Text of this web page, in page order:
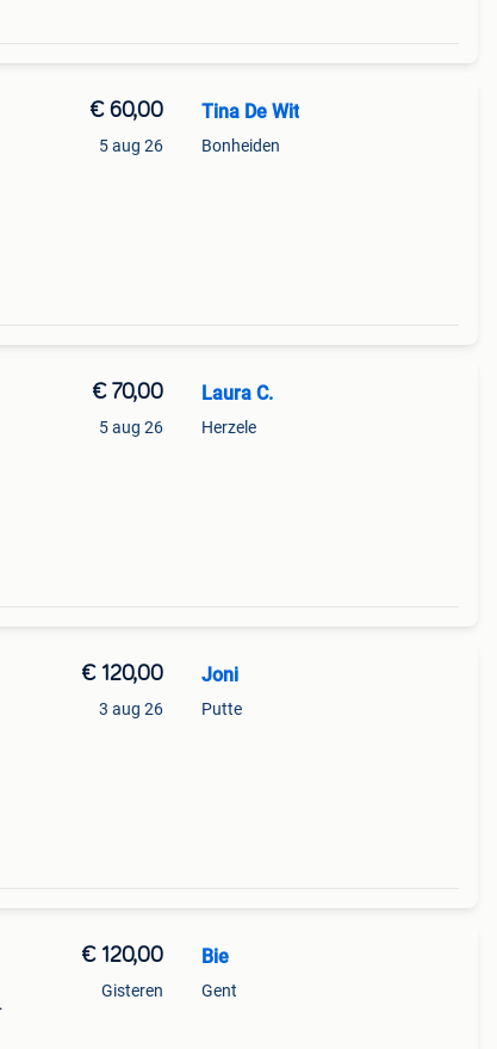
€ 60,00
5 aug 26
Tina De Wit
Bonheiden
€ 70,00
5 aug 26
Laura C.
Herzele
€ 120,00
3 aug 26
Joni
Putte
€ 120,00
Gisteren
Bie
Gent